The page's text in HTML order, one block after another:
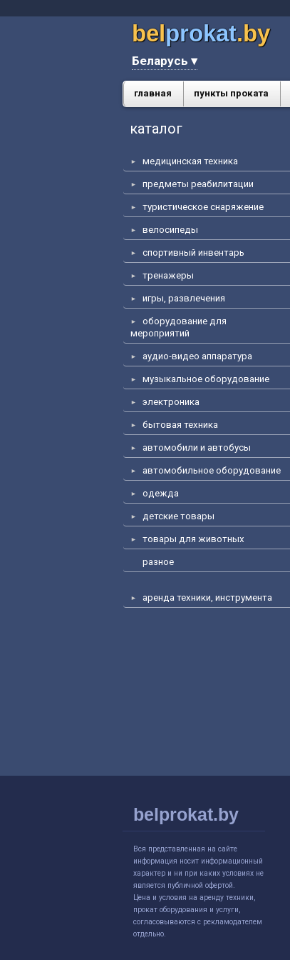
belprokat.by
Беларусь ▾
главная пункты проката
каталог
медицинская техника
предметы реабилитации
туристическое снаряжение
велосипеды
спортивный инвентарь
тренажеры
игры, развлечения
оборудование для
мероприятий
аудио-видео аппаратура
музыкальное оборудование
электроника
бытовая техника
автомобили и автобусы
автомобильное оборудование
одежда
детские товары
товары для животных
разное
аренда техники, инструмента
belprokat.by
Вся представленная на сайте
информация носит информационный
характер и ни при каких условиях не
является публичной офертой.
Цена и условия на аренду техники,
прокат оборудования и услуги,
согласовываются с рекламодателем
отдельно.